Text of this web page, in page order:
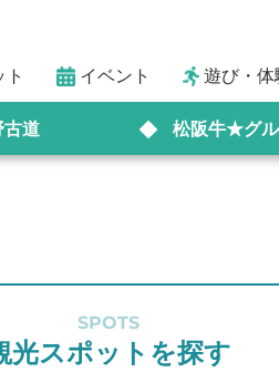
イベント 遊び・体
古道 松阪牛★グ
SPOTS
光スポットを探す